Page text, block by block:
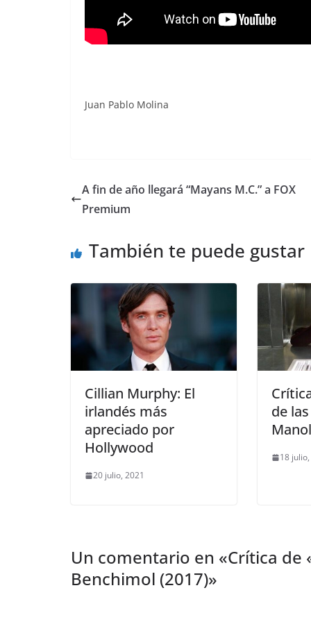
Juan Pablo Molina
A fin de año llegará “Mayans M.C.” a FOX
Premium
También te puede gustar
Cillian Murphy: El
irlandés más
apreciado por
Hollywood
20 julio, 2021
de
18
Un comentario en «Crítica de
Benchimol (2017)»